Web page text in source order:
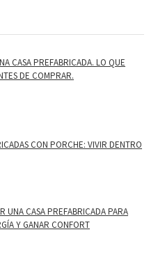
CASA PREFABRICADA. LO QUE
DE COMPRAR.
CON PORCHE: VIVIR DENTRO
UNA CASA PREFABRICADA PARA
Y GANAR CONFORT